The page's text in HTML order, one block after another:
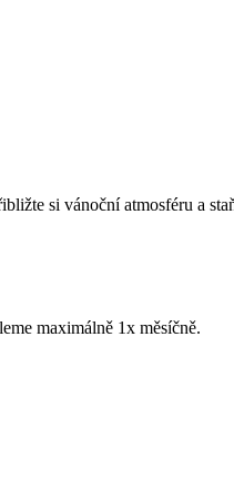
si vánoční atmosféru a
maximálně 1x měsíčně.